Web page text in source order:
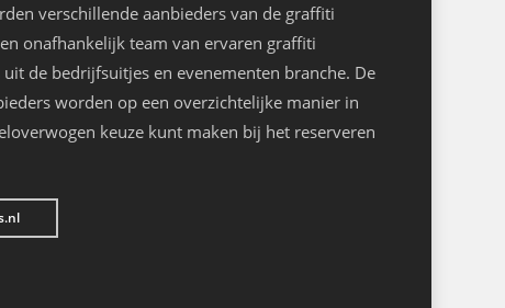
verschillende aanbieders van de graffiti
onafhankelijk team van ervaren graffiti
de bedrijfsuitjes en evenementen branche. De
worden op een overzichtelijke manier in
keuze kunt maken bij het reserveren